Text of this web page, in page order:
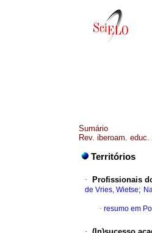
Sumário
Rev. iberoam.
Territórios
· Profissionais
de Vries, Wietse;
· resumo em